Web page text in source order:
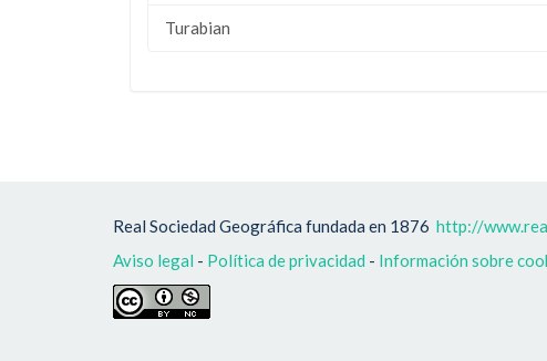
Turabian
Real Sociedad Geográfica fundada en 1876 http://
Aviso legal - Política de privacidad - Información sobre